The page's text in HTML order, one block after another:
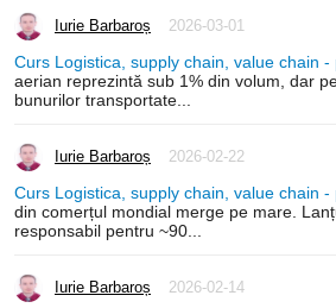
Iurie Barbaroș 2026-03-01
Curs Logistica, supply chain, value chain -
aerian reprezintă sub 1% din volum, dar
bunurilor transportate...
Iurie Barbaroș 2026-02-22
Curs Logistica, supply chain, value chain -
din comerțul mondial merge pe mare.
responsabil pentru ~90...
Iurie Barbaroș 2026-02-14